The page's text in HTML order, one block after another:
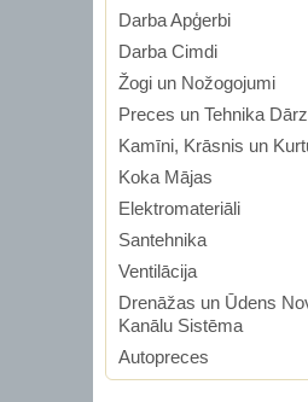
Darba Apģerbi
Darba Cimdi
Žogi un Nožogojumi
Preces un Tehnika
Kamīni, Krāsnis un
Koka Mājas
Elektromateriāli
Santehnika
Ventilācija
Drenāžas un Ūdens
Kanālu Sistēma
Autopreces